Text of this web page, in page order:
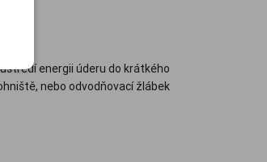
energii úderu do krátkého
nebo odvodňovací žlábek